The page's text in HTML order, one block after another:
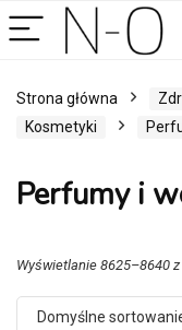
Strona główna
Kosmetyki
Perfumy i
Wyświetlanie 8625–8640
Domyślne